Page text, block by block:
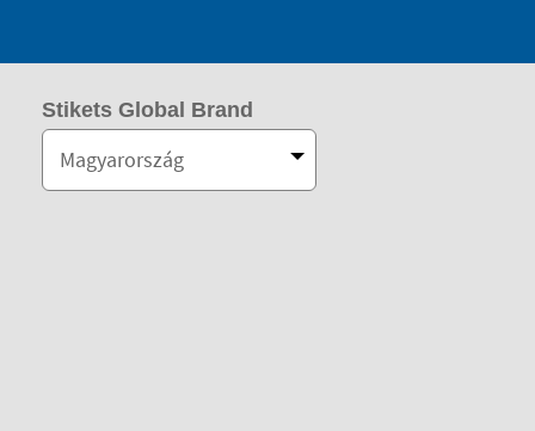
Stikets Global Brand
Magyarország